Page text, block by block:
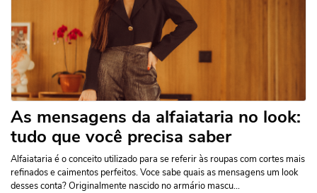
As mensagens da alfaiataria no look:
tudo que você precisa saber
Alfaiataria é o conceito utilizado para se referir às roupas com cortes mais
refinados e caimentos perfeitos. Voce sabe quais as mensagens um look
desses conta? Originalmente nascido no armário mascu...